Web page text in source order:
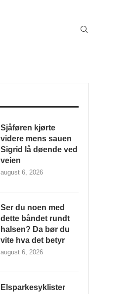
Sjåføren kjørte
videre mens sauen
Sigrid lå døende ved
veien
august 6, 2026
Ser du noen med
dette båndet rundt
halsen? Da bør du
vite hva det betyr
august 6, 2026
Elsparkesyklister